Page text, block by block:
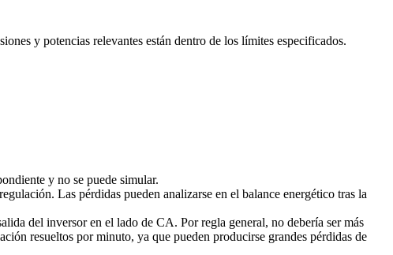
y potencias relevantes están dentro de los límites especificados.
y no se puede simular.
Las pérdidas pueden analizarse en el balance energético tras la
del inversor en el lado de CA. Por regla general, no debería ser más
resueltos por minuto, ya que pueden producirse grandes pérdidas de